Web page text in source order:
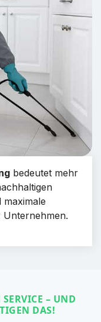
bedeutet mehr
– UND
DAS!